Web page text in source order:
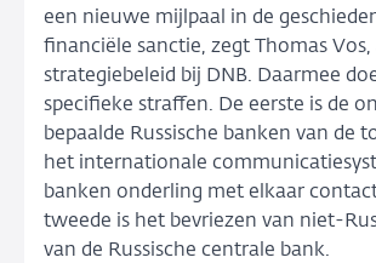
een nieuwe mijlpaal in de
financiële sanctie, zegt Thomas Vos,
strategiebeleid bij DNB. Daarmee
specifieke straffen. De eerste is de
bepaalde Russische banken van de
het internationale
banken onderling met elkaar
tweede is het bevriezen van niet-
van de Russische centrale bank.